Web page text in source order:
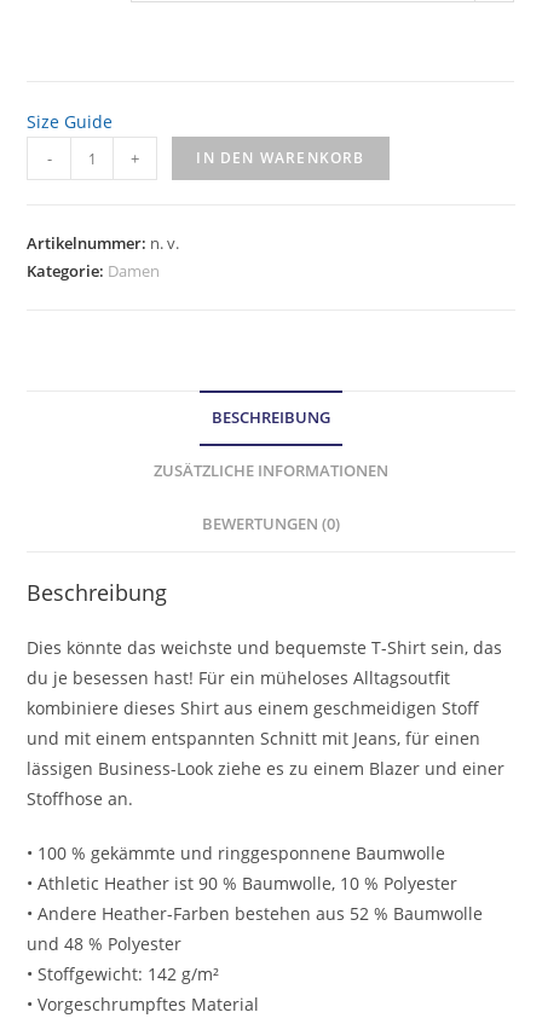
Size Guide
- + IN DEN WARENKORB
Artikelnummer: n. v.
Kategorie: Damen
BESCHREIBUNG
ZUSÄTZLICHE INFORMATIONEN
BEWERTUNGEN (0)
Beschreibung
Dies könnte das weichste und bequemste T-Shirt sein, das
du je besessen hast! Für ein müheloses Alltagsoutfit
kombiniere dieses Shirt aus einem geschmeidigen Stoff
und mit einem entspannten Schnitt mit Jeans, für einen
lässigen Business-Look ziehe es zu einem Blazer und einer
Stoffhose an.
• 100 % gekämmte und ringgesponnene Baumwolle
• Athletic Heather ist 90 % Baumwolle, 10 % Polyester
• Andere Heather-Farben bestehen aus 52 % Baumwolle
und 48 % Polyester
• Stoffgewicht: 142 g/m²
• Vorgeschrumpftes Material